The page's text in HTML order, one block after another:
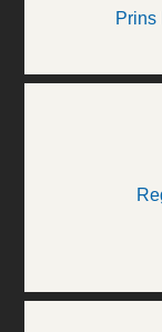
Prins